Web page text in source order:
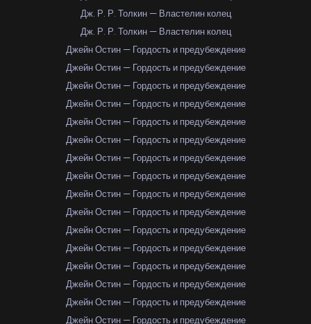
Дж. Р. Р. Толкин — Властелин колец
Дж. Р. Р. Толкин — Властелин колец
Джейн Остин — Гордость и предубеждение
Джейн Остин — Гордость и предубеждение
Джейн Остин — Гордость и предубеждение
Джейн Остин — Гордость и предубеждение
Джейн Остин — Гордость и предубеждение
Джейн Остин — Гордость и предубеждение
Джейн Остин — Гордость и предубеждение
Джейн Остин — Гордость и предубеждение
Джейн Остин — Гордость и предубеждение
Джейн Остин — Гордость и предубеждение
Джейн Остин — Гордость и предубеждение
Джейн Остин — Гордость и предубеждение
Джейн Остин — Гордость и предубеждение
Джейн Остин — Гордость и предубеждение
Джейн Остин — Гордость и предубеждение
Джейн Остин — Гордость и предубеждение